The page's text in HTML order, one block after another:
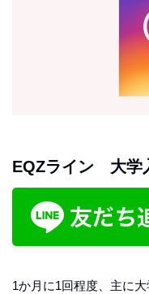
EQZライン 大学
1か月に1回程度、主に